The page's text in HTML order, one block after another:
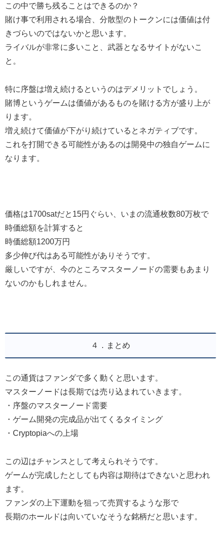
この中で勝ち残ることはできるのか？
賭け事で利用される場合、分散型のトークンには価値は付
きづらいのではないかと思います。
ライバルが非常に多いこと、武器となるサイトがないこ
と。
特に序盤は増え続けるというのはデメリットでしょう。
賭博というゲームは価値があるものを賭ける方が盛り上が
ります。
増え続けて価値が下がり続けているとネガティブです。
これを打開できる可能性があるのは開発中の独自ゲームに
なります。
価格は1700satだと15円ぐらい、いまの流通枚数80万枚で
時価総額を計算すると
時価総額1200万円
多少伸び代はある可能性がありそうです。
厳しいですが、今のところマスターノードの需要もあまり
ないのかもしれません。
４．まとめ
この通貨はファンダで多く動くと思います。
マスターノードは長期では売り込まれていきます。
・序盤のマスターノード需要
・ゲーム開発の完成品が出てくるタイミング
・Cryptopiaへの上場
この辺はチャンスとして考えられそうです。
ゲームが完成したとしても内容は期待はできないと思われ
ます。
ファンダの上下運動を狙って売買するような形で
長期のホールドは向いていなそうな銘柄だと思います。